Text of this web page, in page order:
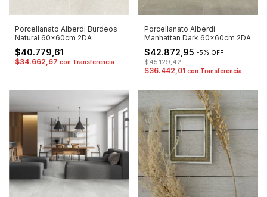
Porcellanato Alberdi Burdeos
Natural 60x60cm 2DA
$40.779,61
$34.662,67 con Transferencia
Porcellanato Alberdi
Manhattan Dark 60x60cm 2DA
$42.872,95 -5% OFF
$45.129,42
$36.442,01 con Transferencia